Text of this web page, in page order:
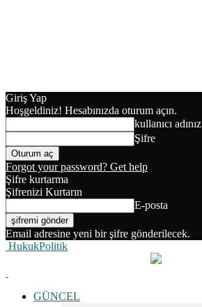
Giriş Yap
Hoşgeldiniz! Hesabınızda oturum açın.
kullanıcı adınız
Şifre
Forgot your password? Get help
Şifre kurtarma
Şifrenizi Kurtarın
E-posta
Email adresine yeni bir şifre gönderilecek.
HukukPolitik
GÜNCEL